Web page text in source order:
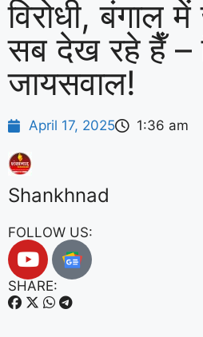
विरोधी, बंगाल में
सब देख रहे हैँ –
जायसवाल!
April 17, 2025 1:36 am
Shankhnad
FOLLOW US:
SHARE: